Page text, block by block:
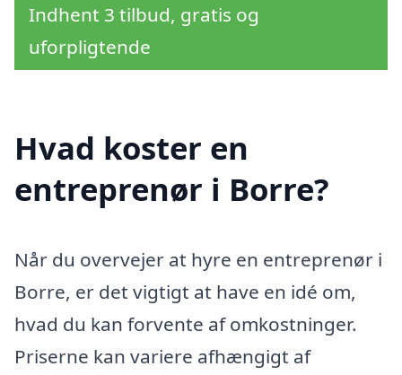
Indhent 3 tilbud, gratis og
uforpligtende
Hvad koster en
entreprenør i Borre?
Når du overvejer at hyre en entreprenør i
Borre, er det vigtigt at have en idé om,
hvad du kan forvente af omkostninger.
Priserne kan variere afhængigt af